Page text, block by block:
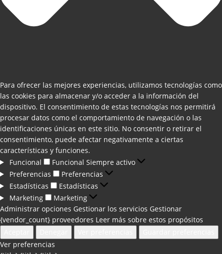
Para ofrecer las mejores experiencias, utilizamos tecnologías como
las cookies para almacenar y/o acceder a la información del
dispositivo. El consentimiento de estas tecnologías nos permitirá
procesar datos como el comportamiento de navegación o las
identificaciones únicas en este sitio. No consentir o retirar el
consentimiento, puede afectar negativamente a ciertas
características y funciones.
Funcional
Funcional Siempre activo
Preferencias
Preferencias
Estadísticas
Estadísticas
Marketing
Marketing
Administrar opciones Gestionar los servicios Gestionar
{vendor_count} proveedores Leer más sobre estos propósitos
Ver preferencias